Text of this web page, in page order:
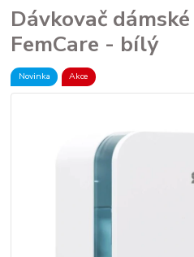
Dávkovač
FemCare - bílý
Novinka Akce